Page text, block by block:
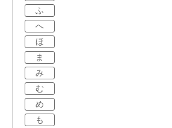
ふ
へ
ほ
ま
み
む
め
も